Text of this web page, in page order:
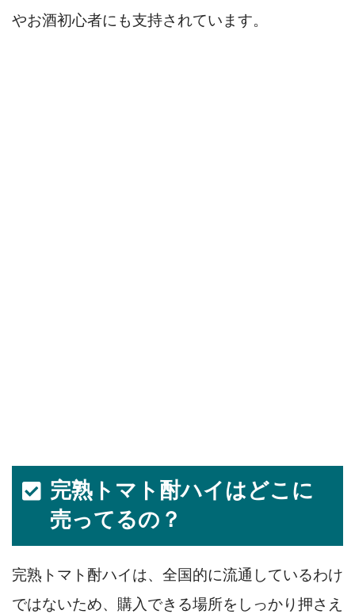
やお酒初心者にも支持されています。
完熟トマト酎ハイはどこに
売ってるの？
完熟トマト酎ハイは、全国的に流通しているわけ
ではないため、購入できる場所をしっかり押さえ